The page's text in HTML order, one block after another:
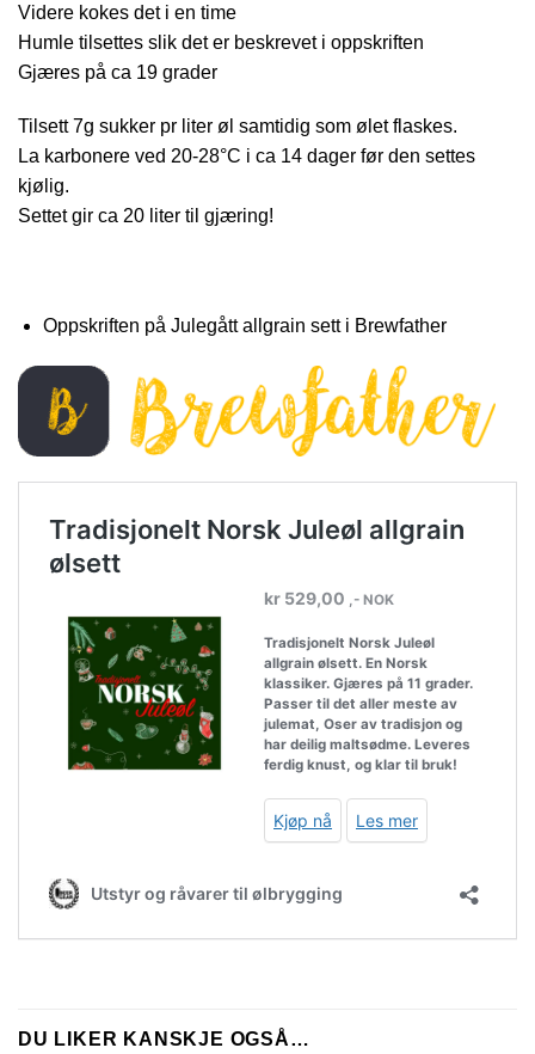
Videre kokes det i en time
Humle tilsettes slik det er beskrevet i oppskriften
Gjæres på ca 19 grader
Tilsett 7g sukker pr liter øl samtidig som ølet flaskes.
La karbonere ved 20-28°C i ca 14 dager før den settes
kjølig.
Settet gir ca 20 liter til gjæring!
Oppskriften på Julegått allgrain sett i Brewfather
DU LIKER KANSKJE OGSÅ…